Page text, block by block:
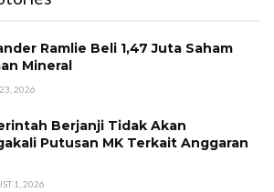
Ramlie Beli 1,47 Juta Saham
Mineral
2026
Berjanji Tidak Akan
Putusan MK Terkait Anggaran
1, 2026